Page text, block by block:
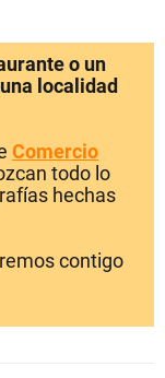
o un
localidad
Comercio
todo lo
hechas
contigo